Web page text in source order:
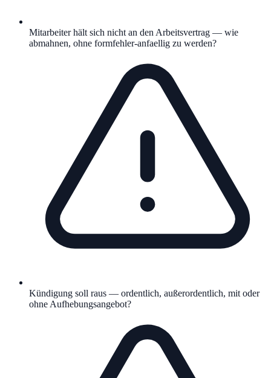
Mitarbeiter hält sich nicht an den Arbeitsvertrag — wie
abmahnen, ohne formfehler-anfaellig zu werden?
Kündigung soll raus — ordentlich, außerordentlich, mit oder
ohne Aufhebungsangebot?